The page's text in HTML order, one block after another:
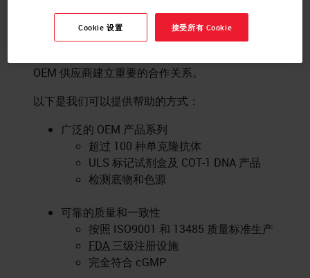
或 OEM 试剂服务，Leica Biosystems 都能满足您
的 OEM 试剂需求。与 Leica Biosystems 携手可确
OEM 供应商建立重要的合作关系。
以下是我们可以提供帮助的方式：
广泛的 OEM 产品系列
超过 100 种单克隆抗体
ULS 标记试剂盒及 COT-1 DNA 产品
检测底物和色源
可靠的质量和一致性
按照 ISO9001 和 13485 质量标准生产
FDA 三级注册设施
完全符合 cGMP
Cookie 设置 接受所有 Cookie